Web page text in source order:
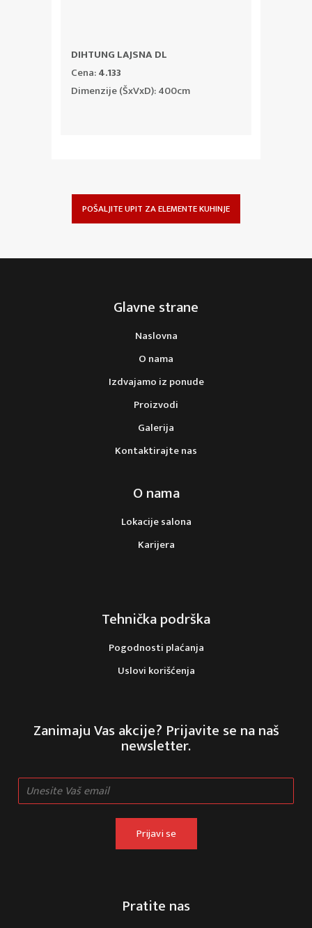
DIHTUNG LAJSNA DL
Cena:4.133
Dimenzije (ŠxVxD): 400cm
POŠALJITE UPIT ZA ELEMENTE KUHINJE
Glavne strane
Naslovna
O nama
Izdvajamo iz ponude
Proizvodi
Galerija
Kontaktirajte nas
O nama
Lokacije salona
Karijera
Tehnička podrška
Pogodnosti plaćanja
Uslovi korišćenja
Zanimaju Vas akcije? Prijavite se na naš
newsletter.
Prijavi se
Pratite nas